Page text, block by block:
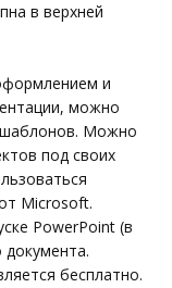
в верхней
и
можно
шаблонов. Можно
под своих
Microsoft.
PowerPoint (в
бесплатно.